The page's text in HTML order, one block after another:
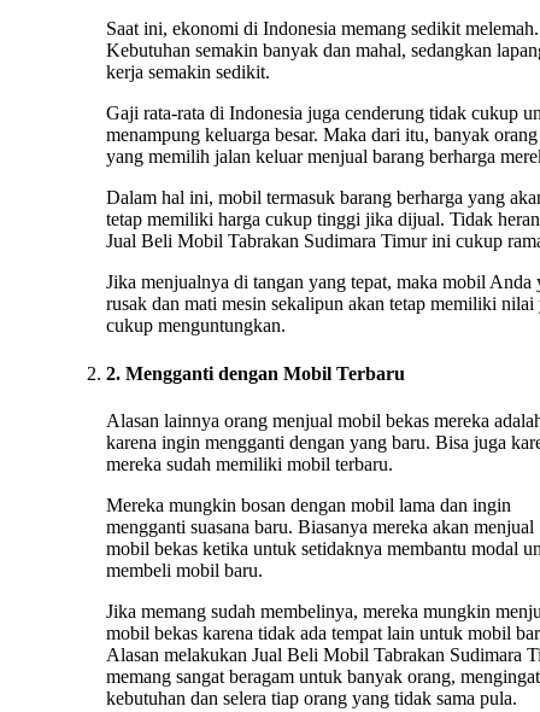
Saat ini, ekonomi di Indonesia memang sedikit melemah.
Kebutuhan semakin banyak dan mahal, sedangkan
kerja semakin sedikit.
Gaji rata-rata di Indonesia juga cenderung tidak cukup
menampung keluarga besar. Maka dari itu, banyak orang
yang memilih jalan keluar menjual barang berharga
Dalam hal ini, mobil termasuk barang berharga yang
tetap memiliki harga cukup tinggi jika dijual. Tidak
Jual Beli Mobil Tabrakan Sudimara Timur ini cukup
Jika menjualnya di tangan yang tepat, maka mobil Anda
rusak dan mati mesin sekalipun akan tetap memiliki nilai
cukup menguntungkan.
2. Mengganti dengan Mobil Terbaru
Alasan lainnya orang menjual mobil bekas mereka
karena ingin mengganti dengan yang baru. Bisa juga
mereka sudah memiliki mobil terbaru.
Mereka mungkin bosan dengan mobil lama dan ingin
mengganti suasana baru. Biasanya mereka akan menjual
mobil bekas ketika untuk setidaknya membantu modal
membeli mobil baru.
Jika memang sudah membelinya, mereka mungkin
mobil bekas karena tidak ada tempat lain untuk mobil
Alasan melakukan Jual Beli Mobil Tabrakan Sudimara
memang sangat beragam untuk banyak orang, mengingat
kebutuhan dan selera tiap orang yang tidak sama pula.